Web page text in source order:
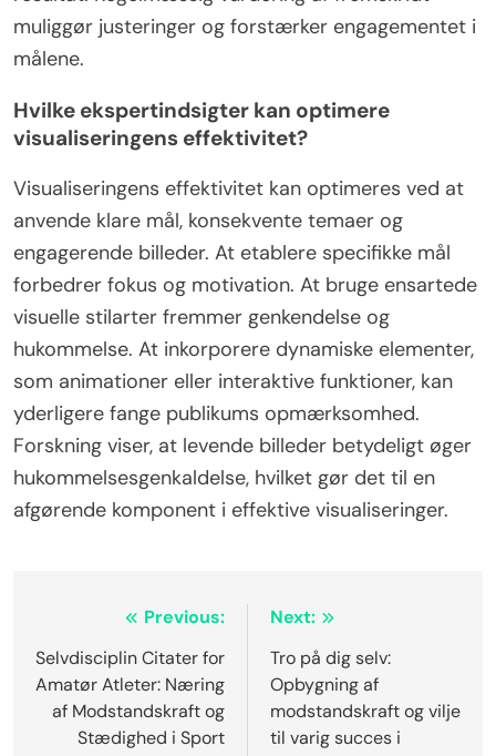
muliggør justeringer og forstærker engagementet i
målene.
Hvilke ekspertindsigter kan optimere
visualiseringens effektivitet?
Visualiseringens effektivitet kan optimeres ved at
anvende klare mål, konsekvente temaer og
engagerende billeder. At etablere specifikke mål
forbedrer fokus og motivation. At bruge ensartede
visuelle stilarter fremmer genkendelse og
hukommelse. At inkorporere dynamiske elementer,
som animationer eller interaktive funktioner, kan
yderligere fange publikums opmærksomhed.
Forskning viser, at levende billeder betydeligt øger
hukommelsesgenkaldelse, hvilket gør det til en
afgørende komponent i effektive visualiseringer.
navigation
Previous:
Selvdisciplin Citater for
Amatør Atleter: Næring
af Modstandskraft og
Stædighed i Sport
Next:
Tro på dig selv:
Opbygning af
modstandskraft og vilje
til varig succes i